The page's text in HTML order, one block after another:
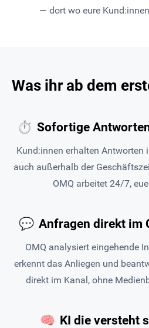
— dort wo eure
Was ihr ab dem
⏱ Sofortige
Kund:innen erhalten Antworten
auch außerhalb der
OMQ arbeitet 24/7,
💬 Anfragen direkt im
OMQ analysiert eingehende
erkennt das Anliegen und
direkt im Kanal, ohne
🧠 KI die versteht